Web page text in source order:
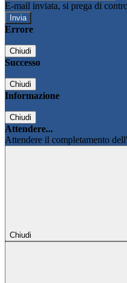
E-mail inviata, si prega di
Errore
Chiudi
Successo
Chiudi
Informazione
Chiudi
Attendere...
Attendere il completamento
Chiudi